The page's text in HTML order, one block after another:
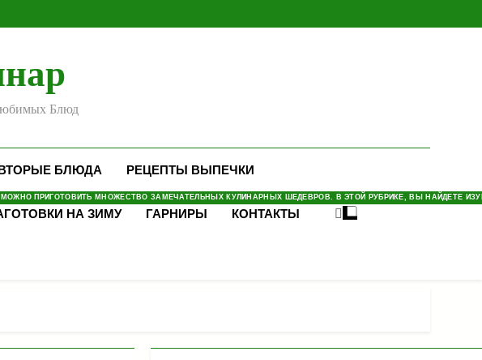
Блюд
БЛЮДА РЕЦЕПТЫ ВЫПЕЧКИ
ПРИГОТОВИТЬ МНОЖЕСТВО ЗАМЕЧАТЕЛЬНЫХ КУЛИНАРНЫХ ШЕДЕВРОВ. В ЭТОЙ РУБРИКЕ, ВЫ НАЙДЕТЕ
НА ЗИМУ ГАРНИРЫ КОНТАКТЫ